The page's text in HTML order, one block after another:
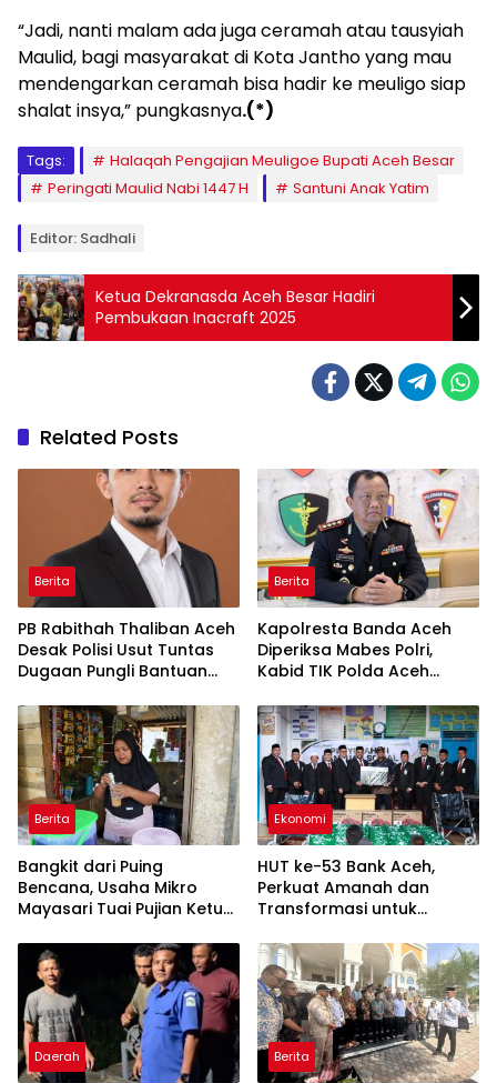
“Jadi, nanti malam ada juga ceramah atau tausyiah
Maulid, bagi masyarakat di Kota Jantho yang mau
mendengarkan ceramah bisa hadir ke meuligo siap
shalat insya,” pungkasnya.(*)
Tags:
Halaqah Pengajian Meuligoe Bupati Aceh Besar
Peringati Maulid Nabi 1447 H
Santuni Anak Yatim
Editor: Sadhali
Ketua Dekranasda Aceh Besar Hadiri
Pembukaan Inacraft 2025
Related Posts
Berita
PB Rabithah Thaliban Aceh
Desak Polisi Usut Tuntas
Dugaan Pungli Bantuan
Berita
Kapolresta Banda Aceh
Diperiksa Mabes Polri,
Kabid TIK Polda Aceh
Berita
Bangkit dari Puing
Bencana, Usaha Mikro
Mayasari Tuai Pujian Ketua
Ekonomi
HUT ke-53 Bank Aceh,
Perkuat Amanah dan
Transformasi untuk
Daerah Berita